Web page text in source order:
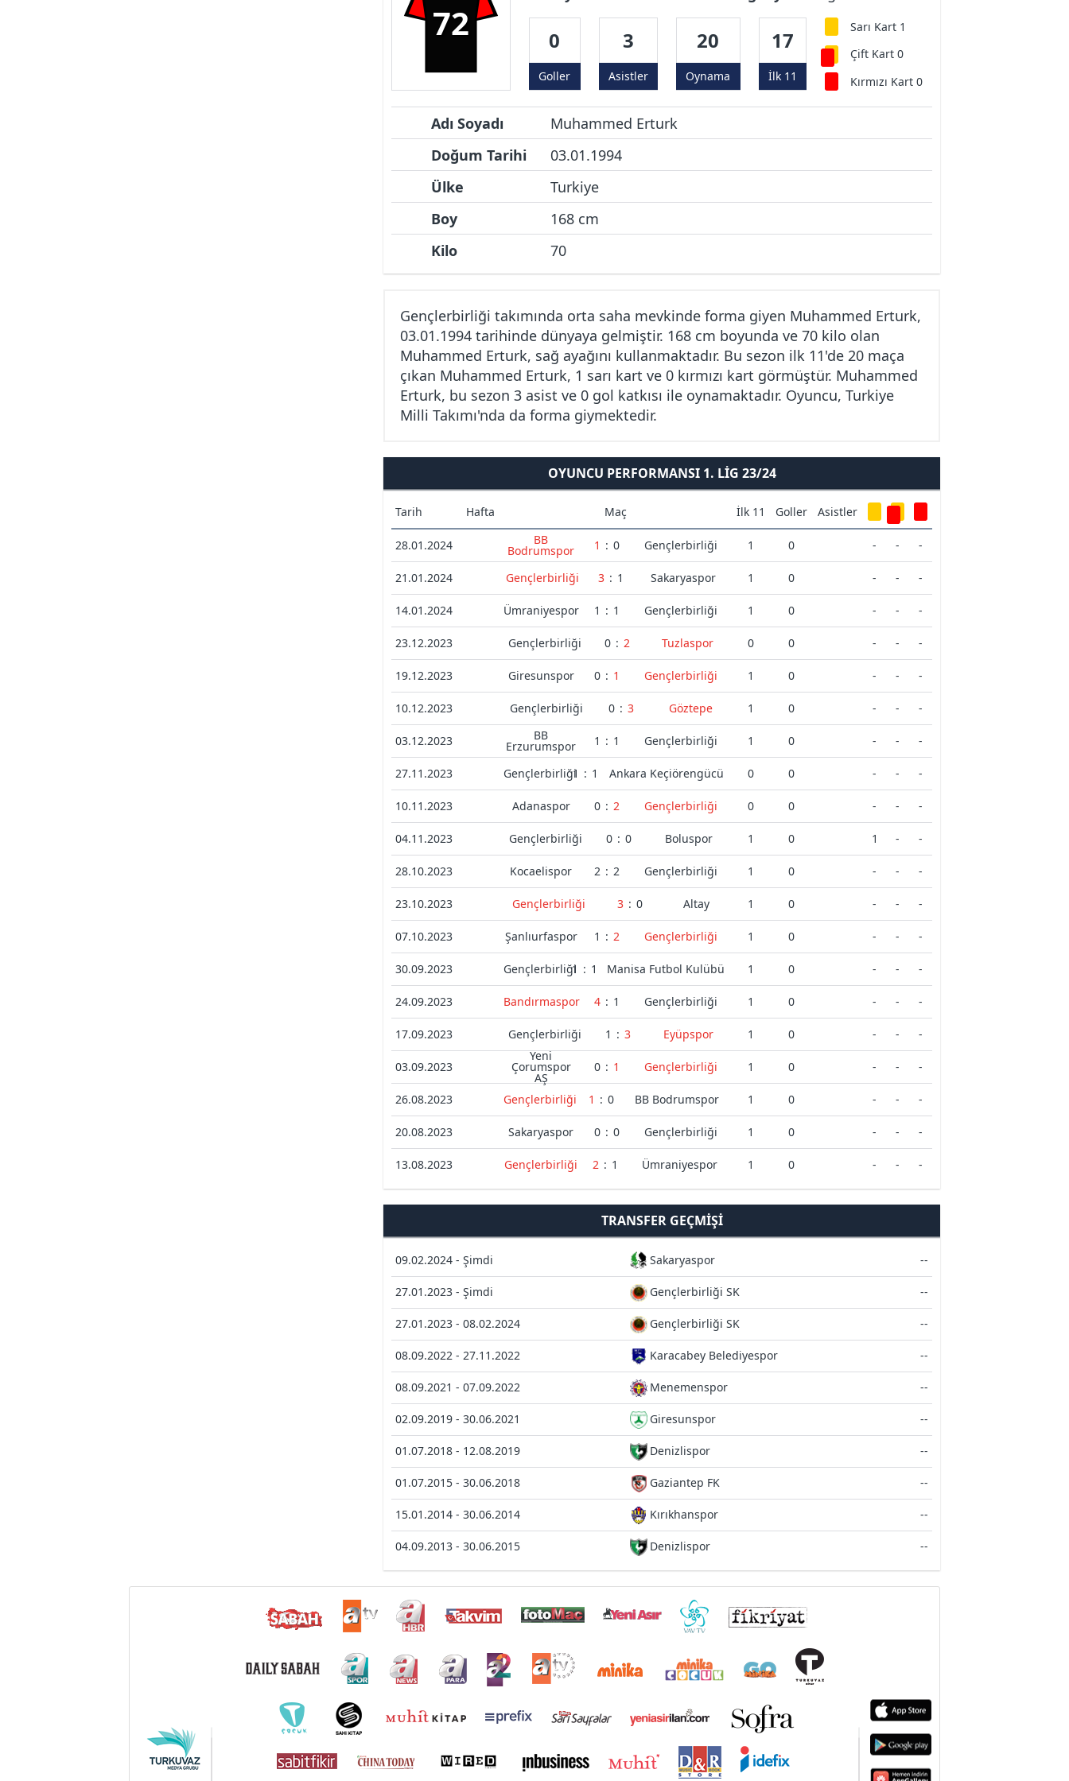
72 0
Goller
3
Asistler
20
Oynama
17
İlk 11
Sarı Kart 1
Çift Kart 0
Kırmızı Kart 0
Adı Soyadı
Muhammed Erturk
Doğum Tarihi
03.01.1994
Ülke
Turkiye
Boy
168 cm
Kilo
70
Gençlerbirliği takımında orta saha mevkinde forma giyen Muhammed Erturk,
03.01.1994 tarihinde dünyaya gelmiştir. 168 cm boyunda ve 70 kilo olan
Muhammed Erturk, sağ ayağını kullanmaktadır. Bu sezon ilk 11'de 20 maça
çıkan Muhammed Erturk, 1 sarı kart ve 0 kırmızı kart görmüştür. Muhammed
Erturk, bu sezon 3 asist ve 0 gol katkısı ile oynamaktadır. Oyuncu, Turkiye
Milli Takımı'nda da forma giymektedir.
OYUNCU PERFORMANSI 1. LIG 23/24
Tarih Hafta Maç İlk 11 Goller Asistler
28.01.2024 BB
Bodrumspor 1 : 0 Gençlerbirliği 1 0 - - -
21.01.2024 Gençlerbirliği 3 : 1 Sakaryaspor 1 0 - - -
14.01.2024 Ümraniyespor 1 : 1 Gençlerbirliği 1 0 - - -
23.12.2023 Gençlerbirliği 0 : 2 Tuzlaspor 0 0 - - -
19.12.2023 Giresunspor 0 : 1 Gençlerbirliği 1 0 - - -
10.12.2023 Gençlerbirliği 0 : 3 Göztepe 1 0 - - -
03.12.2023 BB
Erzurumspor 1 : 1 Gençlerbirliği 1 0 - - -
27.11.2023 Gençlerbirliği1 : 1 Ankara Keçiörengücü 0 0 - - -
10.11.2023 Adanaspor 0 : 2 Gençlerbirliği 0 0 - - -
04.11.2023 Gençlerbirliği 0 : 0 Boluspor 1 0 1 - -
28.10.2023 Kocaelispor 2 : 2 Gençlerbirliği 1 0 - - -
23.10.2023 Gençlerbirliği 3 : 0 Altay 1 0 - - -
07.10.2023 Şanlıurfaspor 1 : 2 Gençlerbirliği 1 0 - - -
30.09.2023 Gençlerbirliği
1 : 1 Manisa Futbol Kulübü 1 0 - - -
24.09.2023 Bandırmaspor 4 : 1 Gençlerbirliği 1 0 - - -
17.09.2023 Gençlerbirliği 1 : 3 Eyüpspor 1 0 - - -
03.09.2023
Yeni
Çorumspor
AŞ
0 : 1 Gençlerbirliği 1 0 - - -
26.08.2023 Gençlerbirliği 1 : 0 BB Bodrumspor 1 0 - - -
20.08.2023 Sakaryaspor 0 : 0 Gençlerbirliği 1 0 - - -
13.08.2023 Gençlerbirliği 2 : 1 Ümraniyespor 1 0 - - -
TRANSFER GEÇMIŞI
09.02.2024 - Şimdi Sakaryaspor --
27.01.2023 - Şimdi Gençlerbirliği SK --
27.01.2023 - 08.02.2024 Gençlerbirliği SK --
08.09.2022 - 27.11.2022 Karacabey Belediyespor --
08.09.2021 - 07.09.2022 Menemenspor --
02.09.2019 - 30.06.2021 Giresunspor --
01.07.2018 - 12.08.2019 Denizlispor --
01.07.2015 - 30.06.2018 Gaziantep FK --
15.01.2014 - 30.06.2014 Kırıkhanspor --
04.09.2013 - 30.06.2015 Denizlispor --